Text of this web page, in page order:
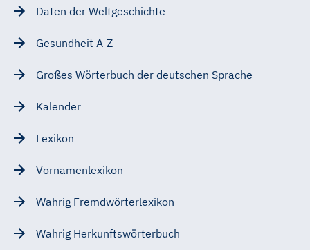
Daten der Weltgeschichte
Gesundheit A-Z
Großes Wörterbuch der deutschen Sprache
Kalender
Lexikon
Vornamenlexikon
Wahrig Fremdwörterlexikon
Wahrig Herkunftswörterbuch